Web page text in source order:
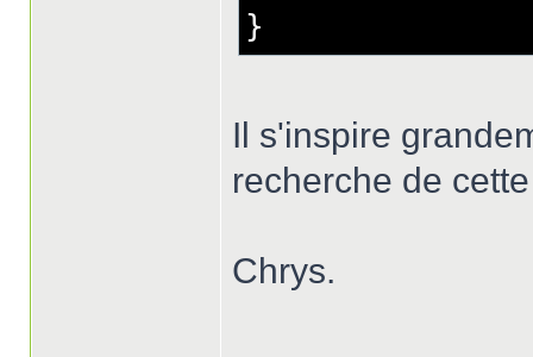
}
Il s'inspire
recherche de
Chrys.